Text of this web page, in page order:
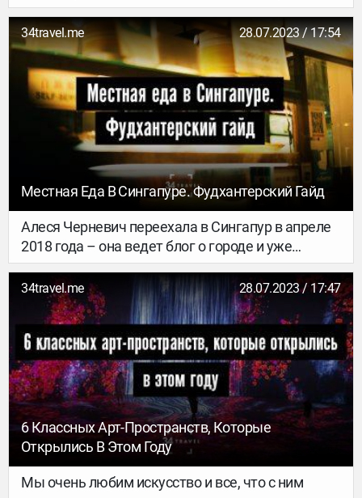
мира. Сегодня его граждане могут поехать без
визы в 193 страны мира.
34travel.me 28.07.2023 / 17:54
Местная Еда В Сингапуре. Фудхантерский Гайд
Алеся Черневич переехала в Сингапур в апреле
2018 года – она ведет блог о городе и уже
рассказывала нам о том, как в нем устроена
жизнь и туристический бизнес. В этом выпуске –
подробный и проверенный фудхантерский гайд.
34travel.me 28.07.2023 / 17:47
6 Классных Арт-Пространств, Которые
Открылись В Этом Году
Мы очень любим искусство и все, что с ним